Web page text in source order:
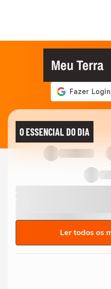
Meu Terra
O ESSENCIAL DO DIA
Ler todos os